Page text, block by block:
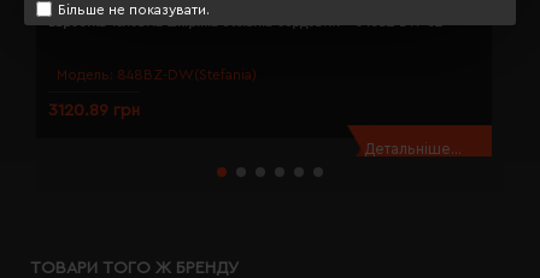
Більше не показувати.
Модель: 848BZ-DW(Stefania)
3120.89 грн
Детальніше...
ТОВАРИ ТОГО Ж БРЕНДУ